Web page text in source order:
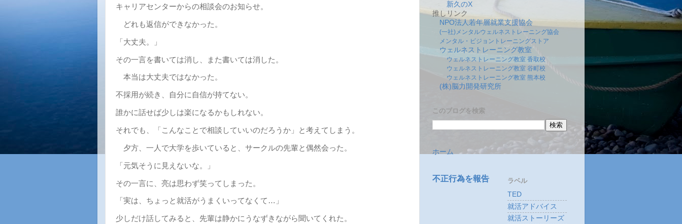
キャリアセンターからの相談会のお知らせ。
どれも返信ができなかった。
「大丈夫。」
その一言を書いては消し、また書いては消した。
本当は大丈夫ではなかった。
不採用が続き、自分に自信が持てない。
誰かに話せば少しは楽になるかもしれない。
それでも、「こんなことで相談していいのだろうか」と考えてしまう。
夕方、一人で大学を歩いていると、サークルの先輩と偶然会った。
「元気そうに見えないな。」
その一言に、亮は思わず笑ってしまった。
「実は、ちょっと就活がうまくいってなくて…」
少しだけ話してみると、先輩は静かにうなずきながら聞いてくれた。
新久のX
推しリンク
NPO法人若年層就業支援協会
(一社)メンタルウェルネストレーニング協会
メンタル・ビジョントレーニングストア
ウェルネストレーニング教室
ウェルネストレーニング教室 香取校
ウェルネストレーニング教室 谷町校
ウェルネストレーニング教室 熊本校
(株)脳力開発研究所
このブログを検索
ホーム
不正行為を報告
ラベル
TED
就活アドバイス
就活ストーリーズ